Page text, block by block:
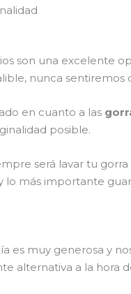
son una excelente
nunca sentiremos
en cuanto a las
posible.
será lavar tu
lo más importante
es muy generosa y
alternativa a la hora